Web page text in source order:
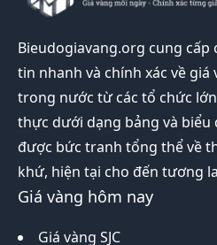
Bieudogiavang.org cung cấp
tin nhanh và chính xác về
trong nước từ các tổ chức
thực dưới dạng bảng và biểu
được bức tranh tổng thể về
khứ, hiện tại cho đến tương
Giá vàng hôm nay
Giá vàng SJC